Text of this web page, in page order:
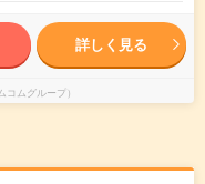
詳しく見る
ムグループ）